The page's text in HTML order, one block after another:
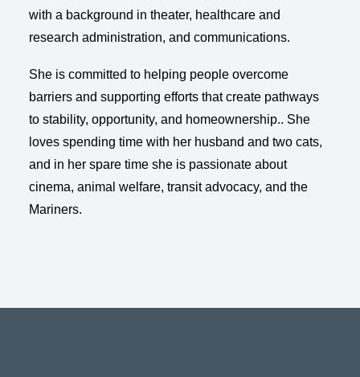
with a background in theater, healthcare and
research administration, and communications.
She is committed to helping people overcome
barriers and supporting efforts that create pathways
to stability, opportunity, and homeownership.. She
loves spending time with her husband and two cats,
and in her spare time she is passionate about
cinema, animal welfare, transit advocacy, and the
Mariners.